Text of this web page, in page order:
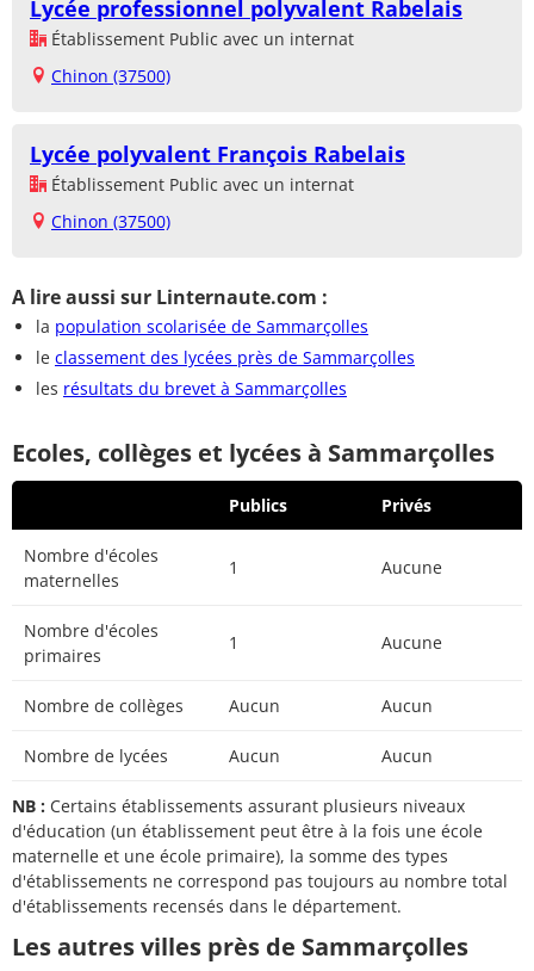
Lycée professionnel polyvalent Rabelais
Établissement Public avec un internat
Chinon (37500)
Lycée polyvalent François Rabelais
Établissement Public avec un internat
Chinon (37500)
A lire aussi sur Linternaute.com :
la population scolarisée de Sammarçolles
le classement des lycées près de Sammarçolles
les résultats du brevet à Sammarçolles
Ecoles, collèges et lycées à Sammarçolles
Publics Privés
Nombre d'écoles
maternelles
1 Aucune
Nombre d'écoles
primaires
1 Aucune
Nombre de collèges Aucun Aucun
Nombre de lycées Aucun Aucun
NB : Certains établissements assurant plusieurs niveaux
d'éducation (un établissement peut être à la fois une école
maternelle et une école primaire), la somme des types
d'établissements ne correspond pas toujours au nombre total
d'établissements recensés dans le département.
Les autres villes près de Sammarçolles